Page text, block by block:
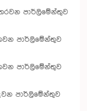
පාර්ලිමේන්තුව
පාර්ලිමේන්තුව
පාර්ලිමේන්තුව
පාර්ලිමේන්තුව